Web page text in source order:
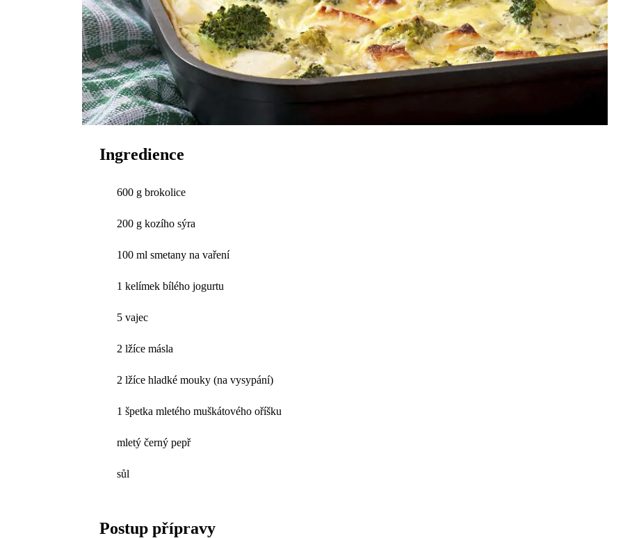
Ingredience
600 g brokolice
200 g kozího sýra
100 ml smetany na vaření
1 kelímek bílého jogurtu
5 vajec
2 lžíce másla
2 lžíce hladké mouky (na vysypání)
1 špetka mletého muškátového oříšku
mletý černý pepř
sůl
Postup přípravy